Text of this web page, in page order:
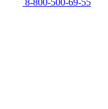
8-800-500-69-55